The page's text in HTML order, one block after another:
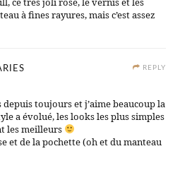
à fines rayures, mais c’est assez
REPLY
depuis toujours et j’aime beaucoup la
a évolué, les looks les plus simples
les meilleurs
et de la pochette (oh et du manteau